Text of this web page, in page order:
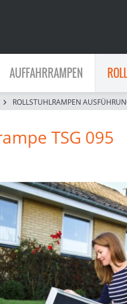
AUFFAHRRAMPEN
ROLLSTUHLRAMPEN
TSG 095